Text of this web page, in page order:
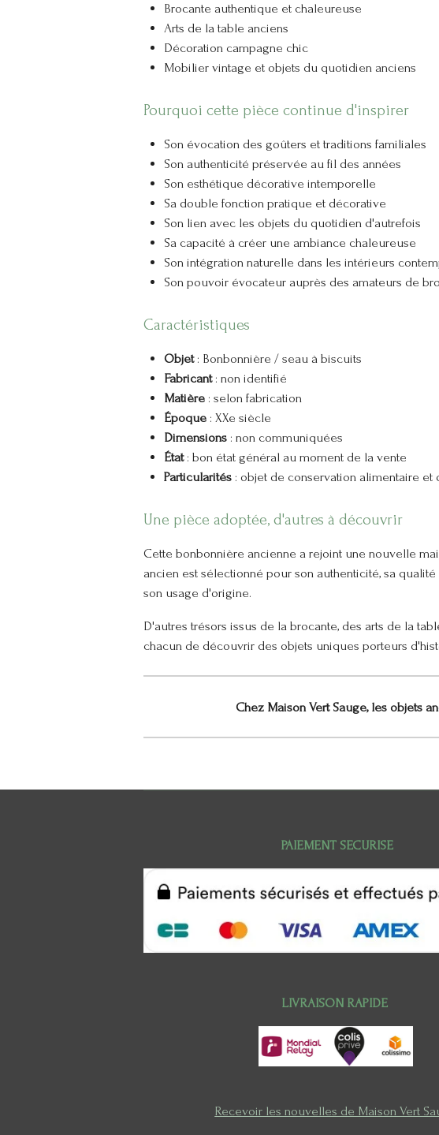
Brocante authentique et chaleureuse
Arts de la table anciens
Décoration campagne chic
Mobilier vintage et objets du quotidien anciens
Pourquoi cette pièce continue d'inspirer
Son évocation des goûters et traditions familiales
Son authenticité préservée au fil des années
Son esthétique décorative intemporelle
Sa double fonction pratique et décorative
Son lien avec les objets du quotidien d'autrefois
Sa capacité à créer une ambiance chaleureuse
Son intégration naturelle dans les intérieurs
Son pouvoir évocateur auprès des amateurs de
Caractéristiques
Objet: Bonbonnière / seau à biscuits
Fabricant: non identifié
Matière: selon fabrication
Époque: XXe siècle
Dimensions: non communiquées
État: bon état général au moment de la vente
Particularités: objet de conservation alimentaire et
Une pièce adoptée, d'autres à découvrir
Cette bonbonnière ancienne a rejoint une nouvelle
ancien est sélectionné pour son authenticité, sa
son usage d'origine.
D'autres trésors issus de la brocante, des arts de la
chacun de découvrir des objets uniques porteurs
Chez Maison Vert Sauge, les objets
PAIEMENT SECURISE
LIVRAISON RAPIDE
Recevoir les nouvelles de Maison Vert